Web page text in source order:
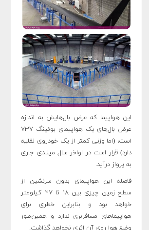
این هواپیما که عرض بال‌هایش به اندازه
عرض بال‌های یک هواپیمای بوئینگ ۷۳۷
است، (اما وزنی کمتر از یک خودروی نقلیه
دارد) قرار است در اواخر سال میلادی جاری
به پرواز درآید.
فاصله این هواپیمای بدون ‌سرنشین از
سطح زمین چیزی بین ۱۸ تا ۲۷ کیلومتر
خواهد بود و بنابراین خطری برای
هواپیماهای مسافربری ندارد و همین‌طور
وضع هوا روی آن اثری نخواهد گذاشت.